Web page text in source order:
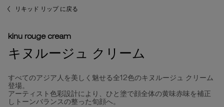
リキッド リップ に戻る
kinu rouge cream
キヌルージュ クリーム
すべてのアジア人を美しく魅せる全12色のキヌルージュ クリーム
登場。
アーティスト色彩設計により、ひと塗で顔全体の黄味赤味を補正
しトーンバランスの整った旬顔へ。